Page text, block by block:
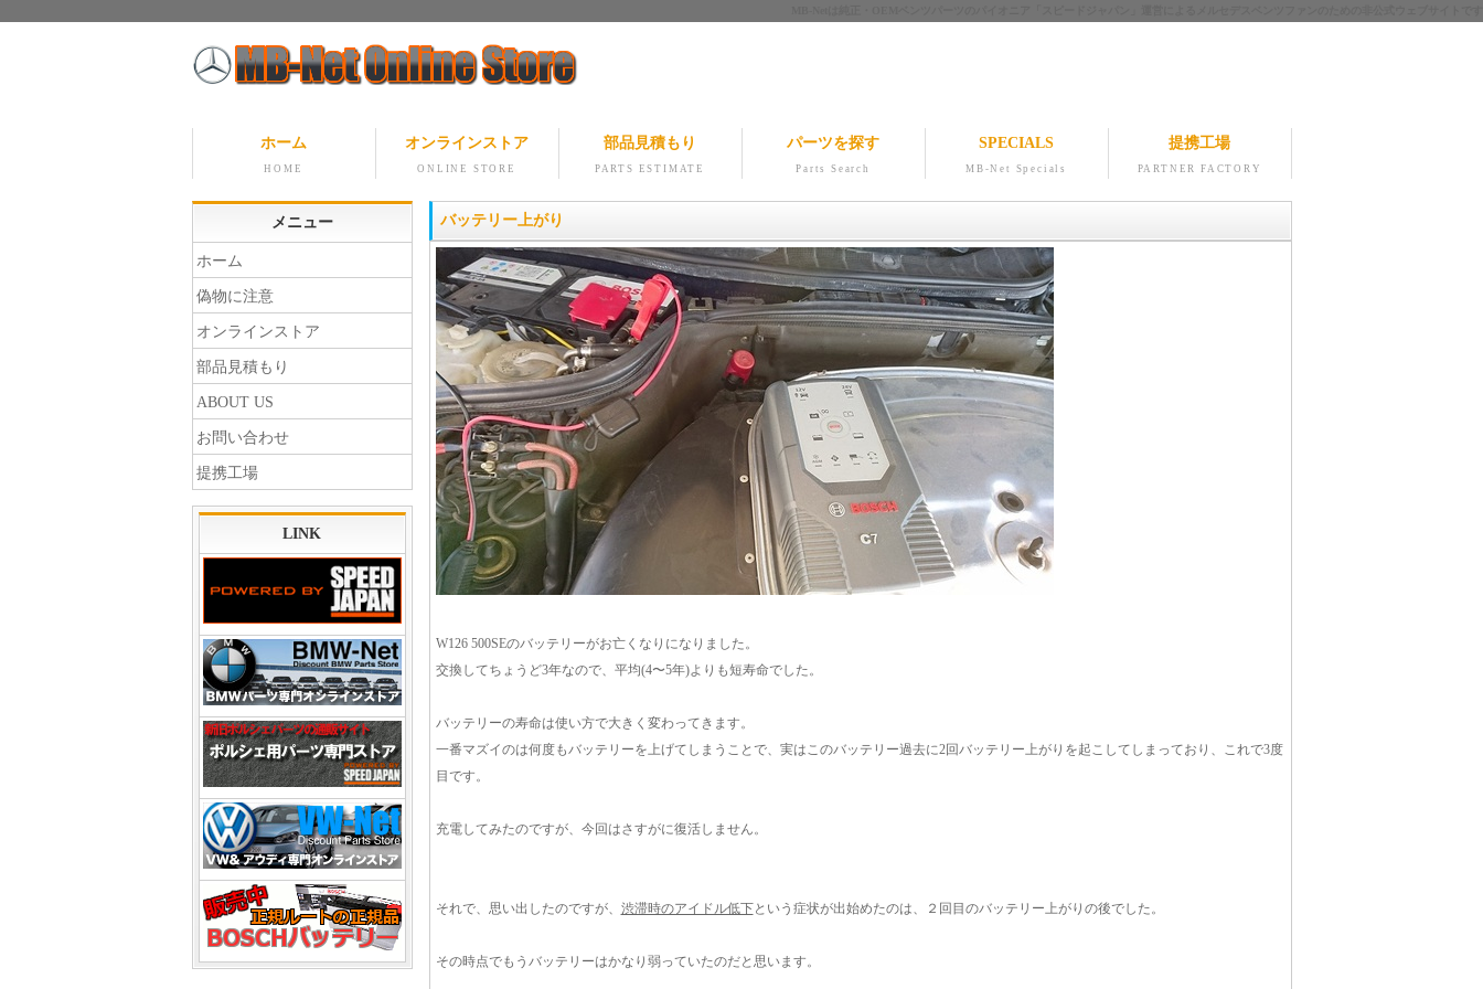
ホーム
HOME
オンラインストア
ONLINE STORE
部品見積もり
PARTS ESTIMATE
パーツを探す
Parts Search
SPECIALS
MB-Net Specials
提携工場
PARTNER FACTORY
バッテリー上がり
W126 500SEのバッテリーがお亡くなりになりました。
交換してちょうど3年なので、平均(4〜5年)よりも短寿命でした。
バッテリーの寿命は使い方で大きく変わってきます。
一番マズイのは何度もバッテリーを上げてしまうことで、実はこのバッテリー過去に2回バッテリー上がりを起こしてしまっており、これで3度
目です。
充電してみたのですが、今回はさすがに復活しません。
それで、思い出したのですが、 渋滞時のアイドル低下という症状が出始めたのは、２回目のバッテリー上がりの後でした。
その時点でもうバッテリーはかなり弱っていたのだと思います。
メニュー
ホーム
偽物に注意
オンラインストア
部品見積もり
ABOUT US
お問い合わせ
提携工場
LINK